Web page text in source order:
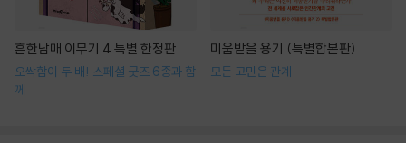
흔한남매 이무기 4 특별 한정판
오싹함이 두 배! 스페셜 굿즈 6종과 함
께
미움받을 용기 (특별합본판)
모든 고민은 관계